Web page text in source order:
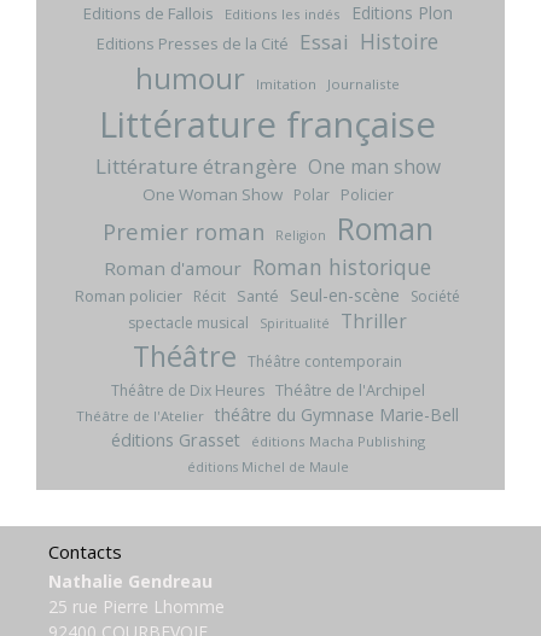
Editions de Fallois Editions les indés Editions Plon
Editions Presses de la Cité Essai Histoire
humour Imitation Journaliste
Littérature française
Littérature étrangère One man show
One Woman Show Polar Policier
Premier roman Religion Roman
Roman d'amour Roman historique
Roman policier Récit Santé Seul-en-scène
Société
spectacle musical
Spiritualité Thriller
Théâtre Théâtre contemporain
Théâtre de Dix Heures Théâtre de l'Archipel
Théâtre de l'Atelier théâtre du Gymnase Marie-Bell
éditions Grasset
éditions Macha Publishing
éditions Michel de Maule
Contacts
Nathalie Gendreau
25 rue Pierre Lhomme